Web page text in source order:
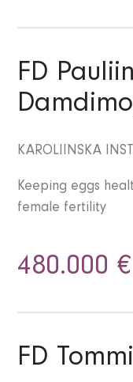
FD
KAROLIINSKA
Keeping eggs
female fertility
480.000 €
FD